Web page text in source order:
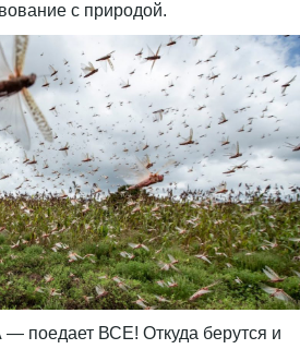
с природой.
поедает ВСЕ! Откуда берутся и